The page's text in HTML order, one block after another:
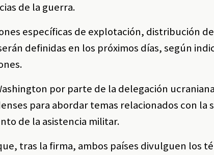
de la guerra.
específicas de explotación, distribución
definidas en los próximos días, según
por parte de la delegación
para abordar temas relacionados con la
de la asistencia militar.
tras la firma, ambos países divulguen los